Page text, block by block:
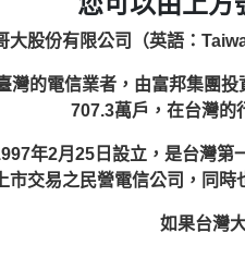
大股份有限公司（英語：
灣的電信業者，由富邦集團
707.3萬戶，在台灣的
年2月25日設立，是台灣
市交易之民營電信公司，同時
如果台灣